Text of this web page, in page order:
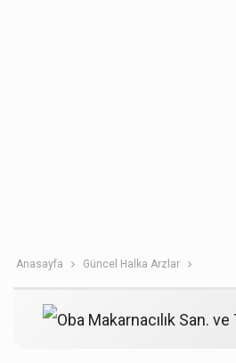
Anasayfa Güncel Halka Arzlar